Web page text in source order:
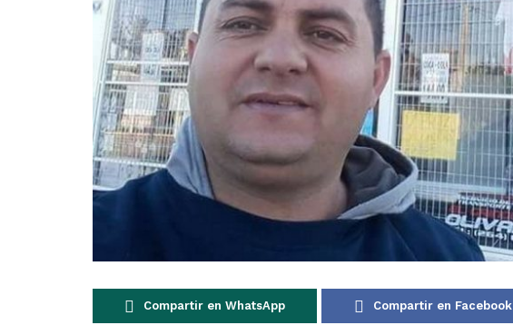
Compartir en WhatsApp Compartir en Facebook